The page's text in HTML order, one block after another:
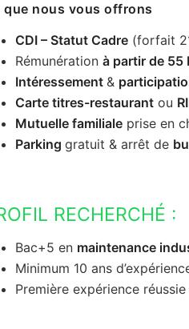
que nous vous offrons
CDI – Statut Cadre(forfait
Rémunération à partir de 55
Intéressement &
Carte titres-restaurantou
Mutuelle familialeprise en
Parking gratuit & arrêt de
RECHERCHÉ :
Bac+5 en maintenance
Minimum 10 ans
Première expérience réussie